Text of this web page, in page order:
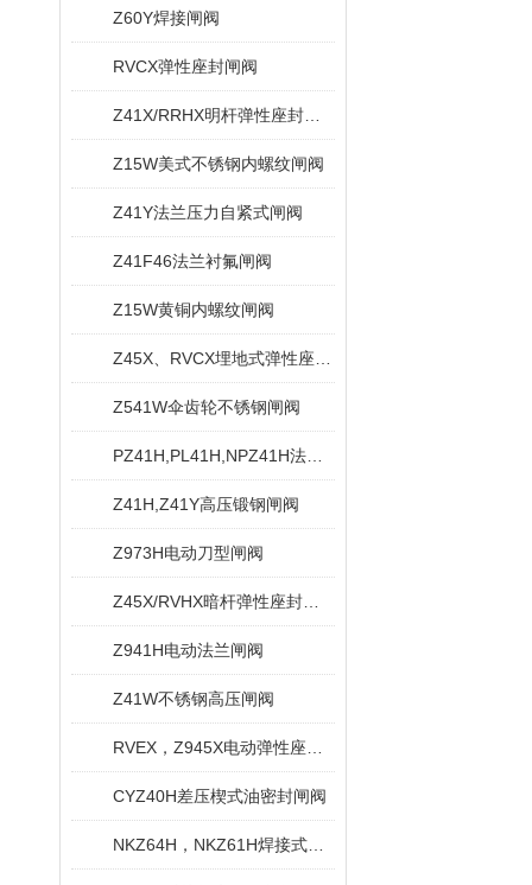
Z60Y焊接闸阀
RVCX弹性座封闸阀
Z15W美式不锈钢内螺纹闸阀
Z41Y法兰压力自紧式闸阀
Z41F46法兰衬氟闸阀
Z15W黄铜内螺纹闸阀
Z541W伞齿轮不锈钢闸阀
Z41H,Z41Y高压锻钢闸阀
Z973H电动刀型闸阀
Z941H电动法兰闸阀
Z41W不锈钢高压闸阀
CYZ40H差压楔式油密封闸阀